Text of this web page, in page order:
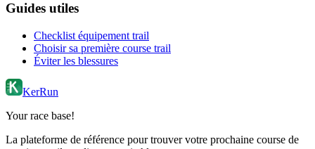
Guides utiles
Checklist équipement trail
Choisir sa première course trail
Éviter les blessures
KerRun
Your race base!
La plateforme de référence pour trouver votre prochaine course de